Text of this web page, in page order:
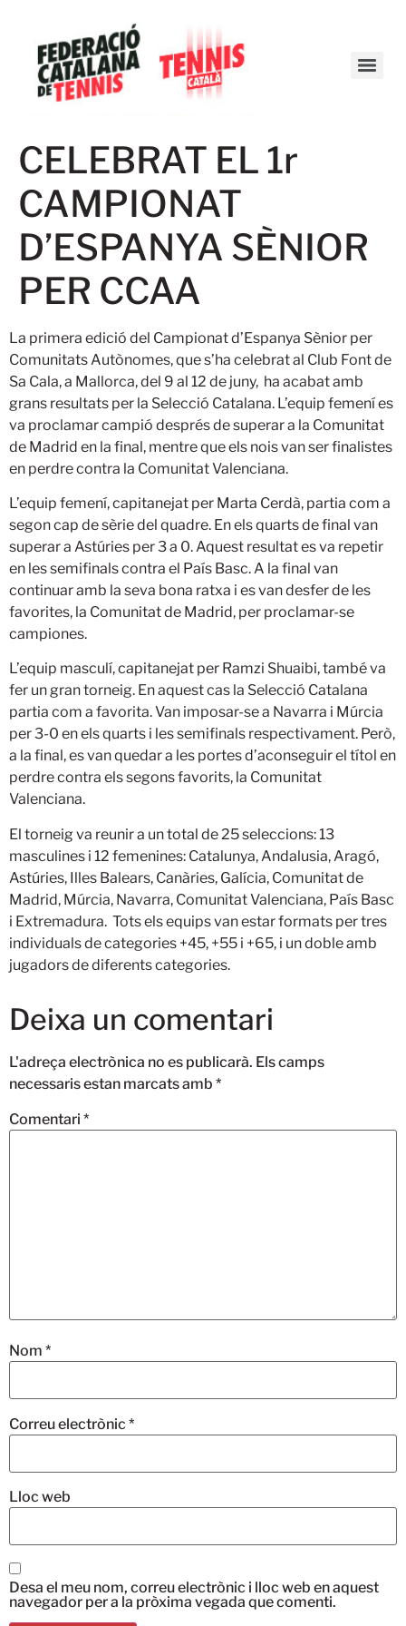
CELEBRAT EL 1r
CAMPIONAT
D’ESPANYA SÈNIOR
PER CCAA
La primera edició del Campionat d’Espanya Sènior per
Comunitats Autònomes, que s’ha celebrat al Club Font de
Sa Cala, a Mallorca, del 9 al 12 de juny, ha acabat amb
grans resultats per la Selecció Catalana. L’equip femení es
va proclamar campió després de superar a la Comunitat
de Madrid en la final, mentre que els nois van ser finalistes
en perdre contra la Comunitat Valenciana.
L’equip femení, capitanejat per Marta Cerdà, partia com a
segon cap de sèrie del quadre. En els quarts de final van
superar a Astúries per 3 a 0. Aquest resultat es va repetir
en les semifinals contra el País Basc. A la final van
continuar amb la seva bona ratxa i es van desfer de les
favorites, la Comunitat de Madrid, per proclamar-se
campiones.
L’equip masculí, capitanejat per Ramzi Shuaibi, també va
fer un gran torneig. En aquest cas la Selecció Catalana
partia com a favorita. Van imposar-se a Navarra i Múrcia
per 3-0 en els quarts i les semifinals respectivament. Però,
a la final, es van quedar a les portes d’aconseguir el títol en
perdre contra els segons favorits, la Comunitat
Valenciana.
El torneig va reunir a un total de 25 seleccions: 13
masculines i 12 femenines: Catalunya, Andalusia, Aragó,
Astúries, Illes Balears, Canàries, Galícia, Comunitat de
Madrid, Múrcia, Navarra, Comunitat Valenciana, País Basc
i Extremadura. Tots els equips van estar formats per tres
individuals de categories +45, +55 i +65, i un doble amb
jugadors de diferents categories.
Deixa un comentari
L'adreça electrònica no es publicarà. Els camps
necessaris estan marcats amb *
Comentari *
Nom *
Correu electrònic *
Lloc web
Desa el meu nom, correu electrònic i lloc web en aquest
navegador per a la pròxima vegada que comenti.